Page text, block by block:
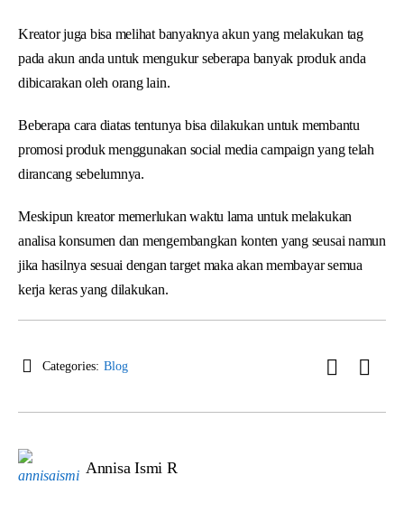
Kreator juga bisa melihat banyaknya akun yang melakukan tag
pada akun anda untuk mengukur seberapa banyak produk anda
dibicarakan oleh orang lain.
Beberapa cara diatas tentunya bisa dilakukan untuk membantu
promosi produk menggunakan social media campaign yang telah
dirancang sebelumnya.
Meskipun kreator memerlukan waktu lama untuk melakukan
analisa konsumen dan mengembangkan konten yang seusai namun
jika hasilnya sesuai dengan target maka akan membayar semua
kerja keras yang dilakukan.
Categories: Blog
Annisa Ismi R